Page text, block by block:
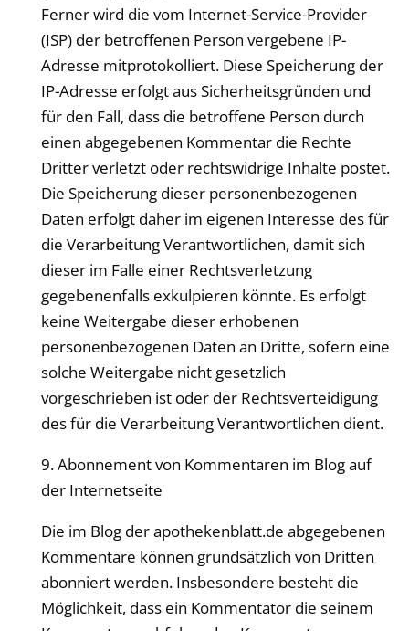
Ferner wird die vom Internet-Service-Provider
(ISP) der betroffenen Person vergebene IP-
Adresse mitprotokolliert. Diese Speicherung der
IP-Adresse erfolgt aus Sicherheitsgründen und
für den Fall, dass die betroffene Person durch
einen abgegebenen Kommentar die Rechte
Dritter verletzt oder rechtswidrige Inhalte postet.
Die Speicherung dieser personenbezogenen
Daten erfolgt daher im eigenen Interesse des für
die Verarbeitung Verantwortlichen, damit sich
dieser im Falle einer Rechtsverletzung
gegebenenfalls exkulpieren könnte. Es erfolgt
keine Weitergabe dieser erhobenen
personenbezogenen Daten an Dritte, sofern eine
solche Weitergabe nicht gesetzlich
vorgeschrieben ist oder der Rechtsverteidigung
des für die Verarbeitung Verantwortlichen dient.
9. Abonnement von Kommentaren im Blog auf
der Internetseite
Die im Blog derapothekenblatt.de abgegebenen
Kommentare können grundsätzlich von Dritten
abonniert werden. Insbesondere besteht die
Möglichkeit, dass ein Kommentator die seinem